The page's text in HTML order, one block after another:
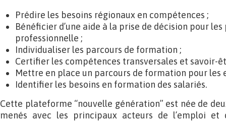
Prédire les besoins régionaux en compétences ;
Bénéficier d’une aide à la prise de décision pour
professionnelle ;
Individualiser les parcours de formation ;
Certifier les compétences transversales et savoir-
Mettre en place un parcours de formation pour les
Identifier les besoins en formation des salariés.
Cette plateforme “nouvelle génération” est née de
menés avec les principaux acteurs de l’emploi